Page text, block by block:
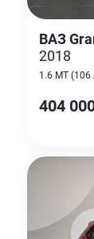
ВАЗ
2018
1.6 MT (106
404